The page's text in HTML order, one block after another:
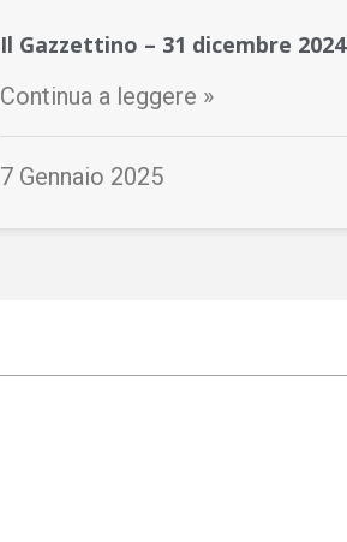
Il Gazzettino – 31 dicembre 2024
Continua a leggere »
7 Gennaio 2025